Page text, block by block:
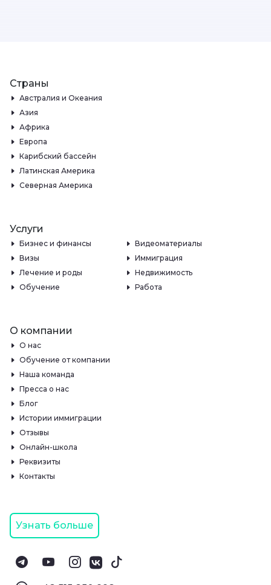
Страны
Австралия и Океания
Азия
Африка
Европа
Карибский бассейн
Латинская Америка
Северная Америка
Услуги
Бизнес и финансы
Видеоматериалы
Визы
Иммиграция
Лечение и роды
Недвижимость
Обучение
Работа
О компании
О нас
Обучение от компании
Наша команда
Пресса о нас
Блог
Истории иммиграции
Отзывы
Онлайн-школа
Реквизиты
Контакты
Узнать больше